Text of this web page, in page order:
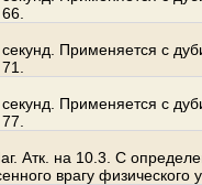
Применяется с
Применяется с
Атк. на 10.3. С
врагу физического